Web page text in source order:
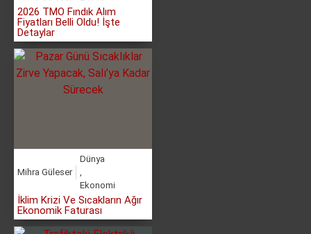
2026 TMO Fındık Alım
Fiyatları Belli Oldu! İşte
Detaylar
Mihra Güleser
Dünya
,
Ekonomi
İklim Krizi Ve Sıcakların Ağır
Ekonomik Faturası